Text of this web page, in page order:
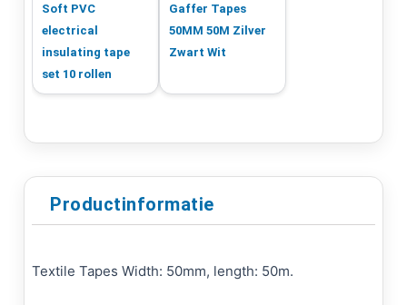
Soft PVC
electrical
insulating tape
set 10 rollen
Gaffer Tapes
50MM 50M Zilver
Zwart Wit
Productinformatie
Textile Tapes Width: 50mm, length: 50m.